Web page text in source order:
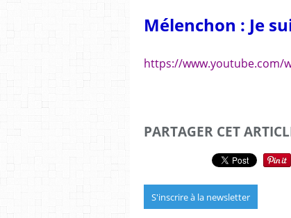
Mélenchon : Je
https://www.youtube.com/
PARTAGER CET
S'inscrire à la newsletter